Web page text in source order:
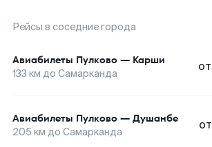
Рейсы в соседние города
Авиабилеты Пулково — Карши
133 км до Самарканда от
Авиабилеты Пулково — Душанбе
205 км до Самарканда от